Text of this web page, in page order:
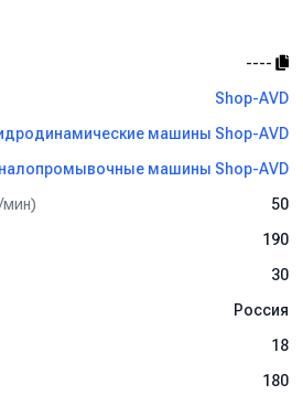
высокого давления
----
Shop-AVD
машины Shop-AVD
машины Shop-AVD
мин)
50
190
30
Россия
18
180